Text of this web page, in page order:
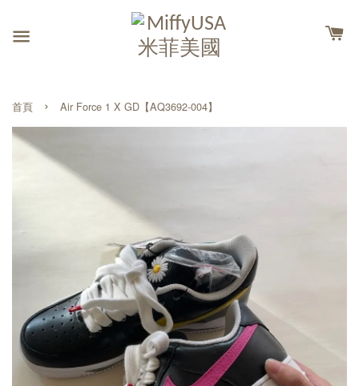
首頁 › Air Force 1 X GD【AQ3692-004】